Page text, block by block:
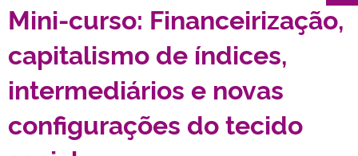
TELEFONES
Mini-curso: Financeirização,
capitalismo de índices,
intermediários e novas
configurações do tecido